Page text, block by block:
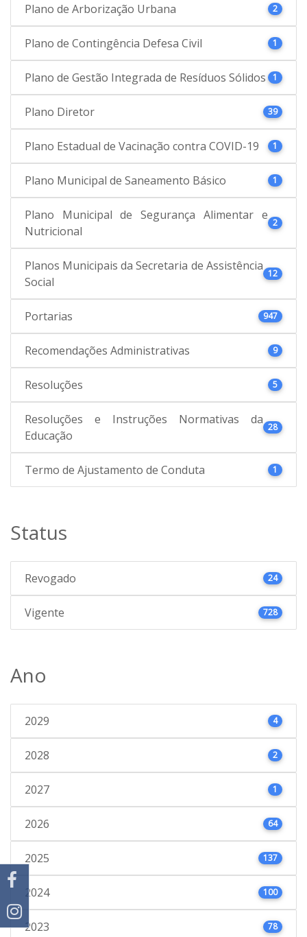
Plano de Arborização Urbana 2
Plano de Contingência Defesa Civil 1
Plano de Gestão Integrada de Resíduos Sólidos 1
Plano Diretor 39
Plano Estadual de Vacinação contra COVID-19 1
Plano Municipal de Saneamento Básico 1
Plano Municipal de Segurança Alimentar e
Nutricional
2
Planos Municipais da Secretaria de Assistência
Social
12
Portarias 947
Recomendações Administrativas 9
Resoluções 5
Resoluções e Instruções Normativas da
Educação
28
Termo de Ajustamento de Conduta 1
Status
Revogado 24
Vigente 728
Ano
2029 4
2028 2
2027 1
2026 64
2025 137
2024 100
2023 78